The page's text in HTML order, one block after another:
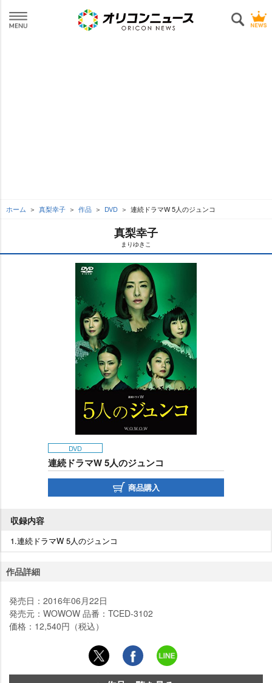
ホーム 真梨幸子 作品 DVD 連続ドラマW 5人のジュンコ
真梨幸子
まりゆきこ
DVD
連続ドラマW 5人のジュンコ
商品購入
収録内容
1.連続ドラマW 5人のジュンコ
作品詳細
発売日：2016年06月22日
発売元：WOWOW 品番：TCED-3102
価格：12,540円（税込）